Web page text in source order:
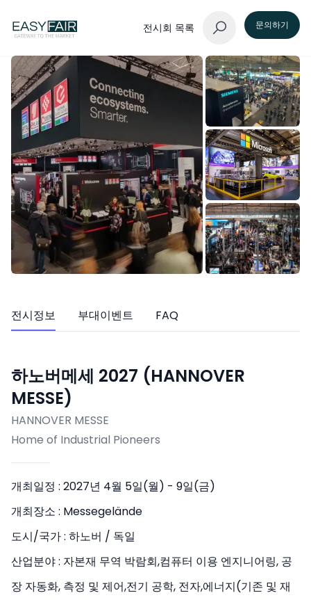
전시회 목록 문의하기
전시정보 부대이벤트 FAQ
하노버메세 2027 (HANNOVER
MESSE)
HANNOVER MESSE
Home of Industrial Pioneers
개최일정 : 2027년 4월 5일(월) - 9일(금)
개최장소 : Messegelände
도시/국가 : 하노버 / 독일
산업분야 : 자본재 무역 박람회,컴퓨터 이용 엔지니어링, 공
장 자동화, 측정 및 제어,전기 공학, 전자,에너지(기존 및 재